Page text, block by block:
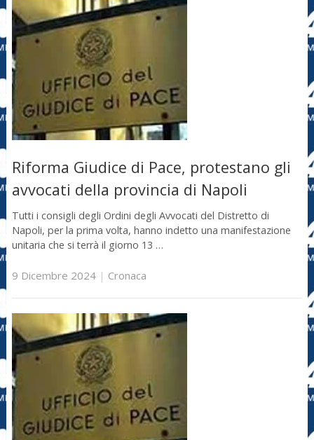
Riforma Giudice di Pace, protestano gli
avvocati della provincia di Napoli
Tutti i consigli degli Ordini degli Avvocati del Distretto di
Napoli, per la prima volta, hanno indetto una manifestazione
unitaria che si terrà il giorno 13 …
9 Dicembre 2024| Cronaca